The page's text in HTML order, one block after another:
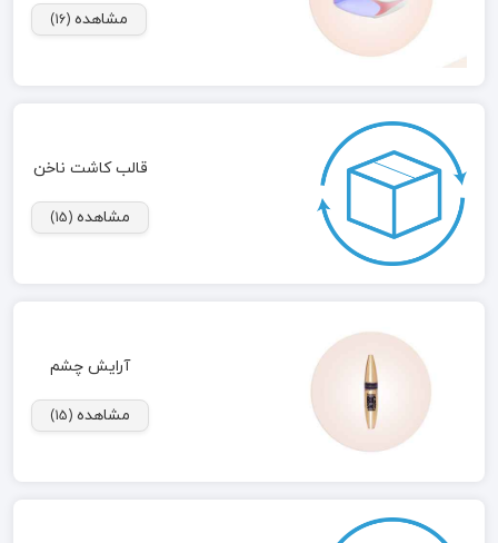
مشاهده (16)
قالب کاشت ناخن
مشاهده (15)
آرایش چشم
مشاهده (15)